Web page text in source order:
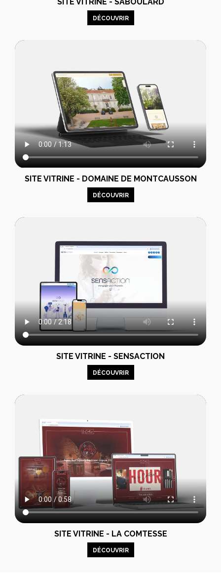
DÉCOUVRIR
SITE VITRINE - DOMAINE DE MONTCAUSSON
DÉCOUVRIR
SITE VITRINE - SENSACTION
DÉCOUVRIR
SITE VITRINE - LA COMTESSE
DÉCOUVRIR